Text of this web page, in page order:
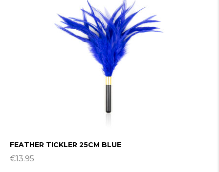
FEATHER TICKLER 25CM BLUE
€13.95